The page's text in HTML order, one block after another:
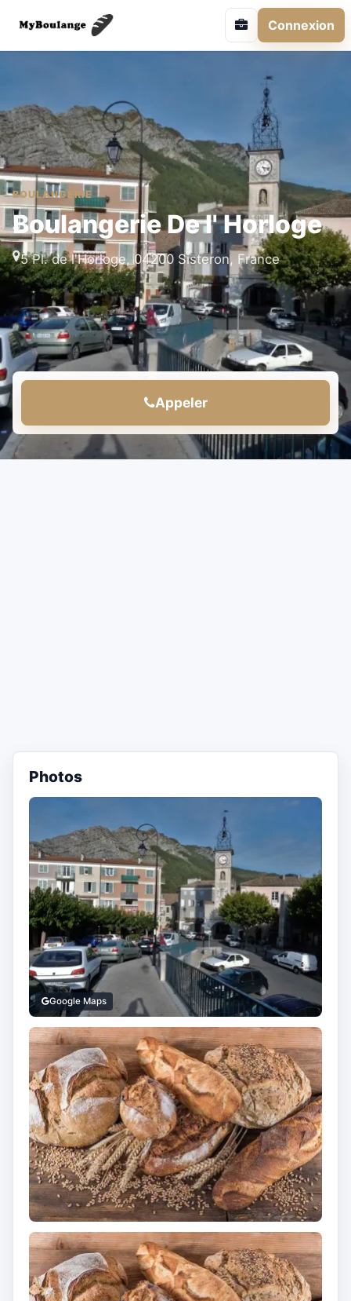
Connexion
BOULANGERIE
Boulangerie De l' Horloge
5 Pl. de l'Horloge, 04200 Sisteron, France
Appeler
Photos
Google Maps